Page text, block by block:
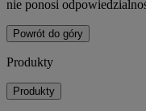
nie ponosi
Powrót do góry
Produkty
Produkty